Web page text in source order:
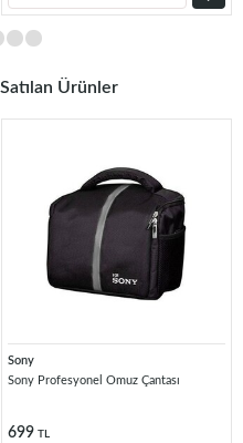
Ürünler
Sony
Sony Profesyonel Omuz Çantası
699 TL